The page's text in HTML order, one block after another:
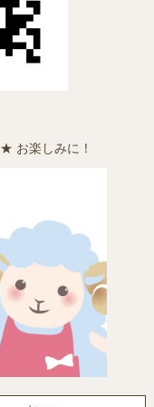
お楽しみに！